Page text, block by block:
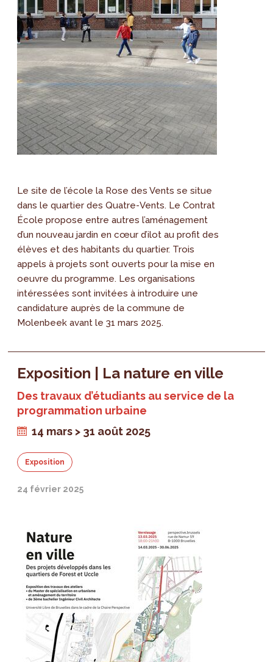
Le site de l’école la Rose des Vents se situe
dans le quartier des Quatre-Vents. Le Contrat
École propose entre autres l’aménagement
d’un nouveau jardin en cœur d’ilot au profit des
élèves et des habitants du quartier. Trois
appels à projets sont ouverts pour la mise en
oeuvre du programme. Les organisations
intéressées sont invitées à introduire une
candidature auprès de la commune de
Molenbeek avant le 31 mars 2025.
Exposition | La nature en ville
Des travaux d’étudiants au service de la
programmation urbaine
14 mars > 31 août 2025
Exposition
24 février 2025